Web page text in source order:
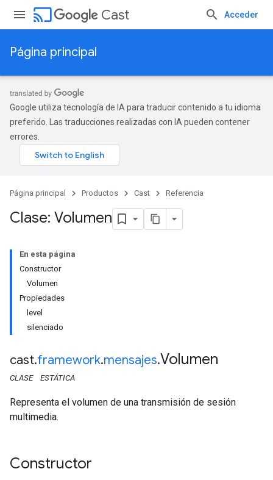
cast Cast Acceder
Página principal
Google utiliza tecnología de IA para traducir contenido a tu idioma
preferido. Las traducciones realizadas con IA pueden contener
errores.
Página principal Productos Cast Referencia
Clase: Volumen
En esta página
Constructor
Volumen
Propiedades
level
silenciado
cast.framework.mensajes.Volumen
CLASE ESTÁTICA
Representa el volumen de una transmisión de sesión
multimedia.
Constructor